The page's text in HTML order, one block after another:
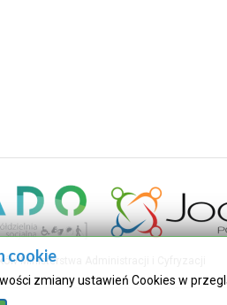
Ministerstwa Administracji i Cyfryzacji
cookie
zmiany ustawień Cookies w